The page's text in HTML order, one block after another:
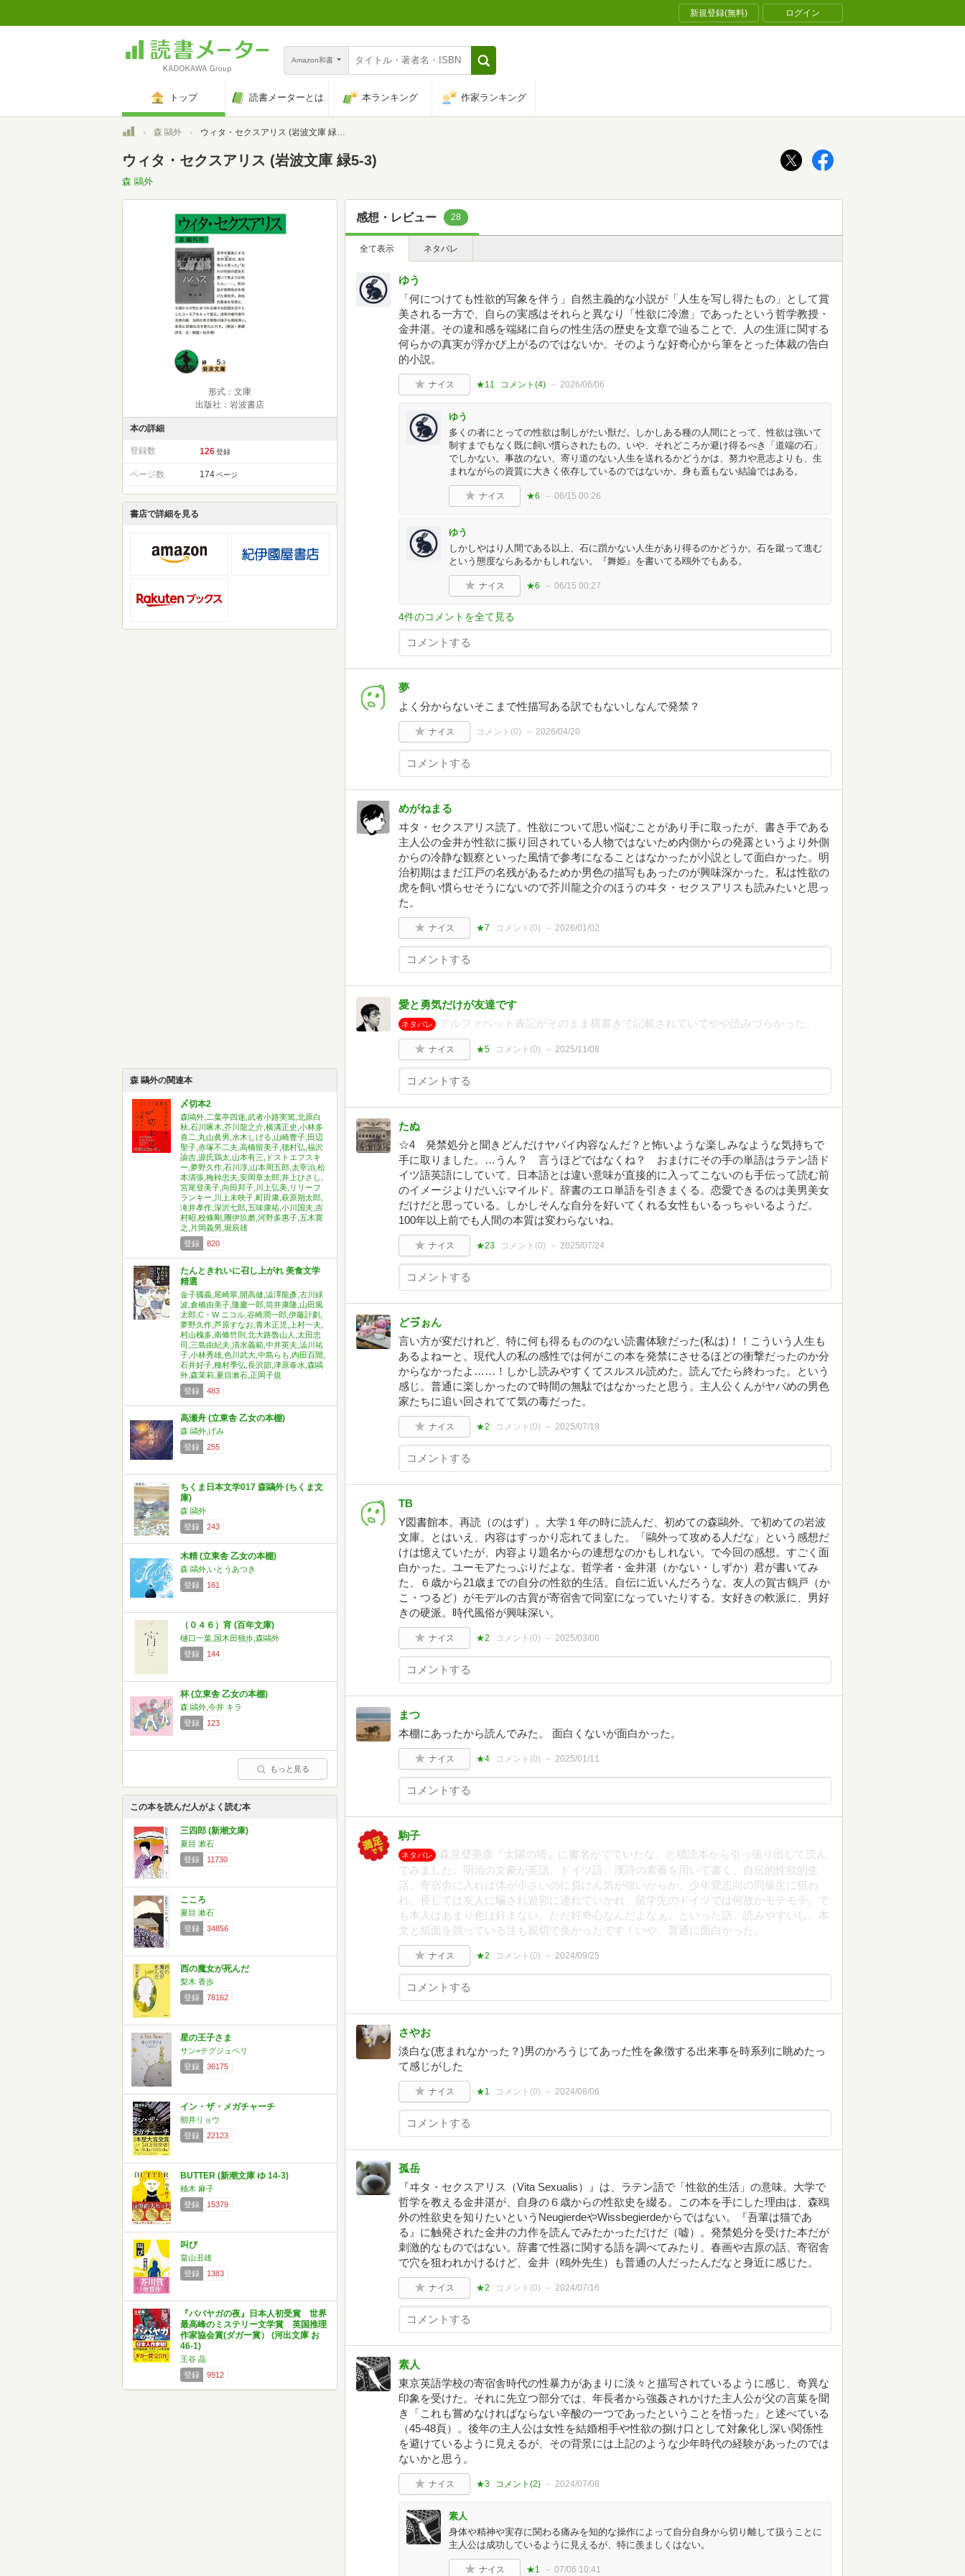
新規登録(無料) ログイン
Amazon和書
トップ 読書メーターとは 本ランキング 作家ランキング
トップ森 鷗外 ウィタ・セクスアリス (岩波文庫 緑5-3)
ウィタ・セクスアリス (岩波文庫 緑5-3)
森 鷗外
形式：文庫
出版社：岩波書店
本の詳細
登録数 126 登録
ページ数 174 ページ
書店で詳細を見る
森 鷗外の関連本
〆切本2
森鷗外,二葉亭四迷,武者小路実篤,北原白
秋,石川啄木,芥川龍之介,横溝正史,小林多
喜二,丸山眞男,水木しげる,山崎豊子,田辺
聖子,赤塚不二夫,高橋留美子,穂村弘,福沢
諭吉,源氏鶏太,山本有三,ドストエフスキ
ー,夢野久作,石川淳,山本周五郎,太宰治,松
本清張,梅棹忠夫,安岡章太郎,井上ひさし,
宮尾登美子,向田邦子,川上弘美,リリーフ
ランキー,川上未映子,町田康,萩原朔太郎,
滝井孝作,深沢七郎,五味康祐,小川国夫,吉
村昭,校條剛,團伊玖磨,河野多惠子,五木寛
之,片岡義男,堀辰雄
登録
820
たんときれいに召し上がれ 美食文学
精選
金子國義,尾崎翠,開高健,澁澤龍彥,古川緑
波,倉橋由美子,隆慶一郎,筒井康隆,山田風
太郎,C・W ニコル,谷崎潤一郎,伊藤計劃,
夢野久作,芦原すなお,青木正児,上村一夫,
村山槐多,南條竹則,北大路魯山人,太田忠
司,三島由紀夫,清水義範,中井英夫,澁川祐
子,小林秀雄,色川武大,中島らも,内田百閒,
石井好子,種村季弘,長沢節,津原泰水,森鷗
外,森茉莉,夏目漱石,正岡子規
登録
483
高瀬舟 (立東舎 乙女の本棚)
森 鷗外,げみ
登録
255
ちくま日本文学017 森鷗外 (ちくま文
庫)
森 鷗外
登録
243
木精 (立東舎 乙女の本棚)
森 鷗外,いとうあつき
登録
161
（０４６）宵 (百年文庫)
樋口一葉,国木田独歩,森鷗外
登録
144
杯 (立東舎 乙女の本棚)
森 鷗外,今井 キラ
登録
123
もっと見る
この本を読んだ人がよく読む本
三四郎 (新潮文庫)
夏目 漱石
登録
11730
こころ
夏目 漱石
登録
34856
西の魔女が死んだ
梨木 香歩
登録
78162
星の王子さま
サン=テグジュペリ
登録
36175
イン・ザ・メガチャーチ
朝井リョウ
登録
22123
BUTTER (新潮文庫 ゆ 14-3)
柚木 麻子
登録
15379
叫び
畠山丑雄
登録
1383
『ババヤガの夜』日本人初受賞 世界
最高峰のミステリー文学賞 英国推理
作家協会賞(ダガー賞） (河出文庫 お
46-1)
王谷 晶
登録
9912
感想・レビュー 28
全て表示 ネタバレ
ゆう
「何につけても性欲的写象を伴う」自然主義的な小説が「人生を写し得たもの」として賞
美される一方で、自らの実感はそれらと異なり「性欲に冷澹」であったという哲学教授・
金井湛。その違和感を端緒に自らの性生活の歴史を文章で辿ることで、人の生涯に関する
何らかの真実が浮かび上がるのではないか。そのような好奇心から筆をとった体裁の告白
的小説。
ナイス ★11 コメント(4) 2026/06/06
ゆう
多くの者にとっての性欲は制しがたい獣だ。しかしある種の人間にとって、性欲は強いて
制すまでもなく既に飼い慣らされたもの。いや、それどころか避け得るべき「道端の石」
でしかない。事故のない、寄り道のない人生を送れるかどうかは、努力や意志よりも、生
まれながらの資質に大きく依存しているのではないか。身も蓋もない結論ではある。
ナイス ★6 06/15 00:26
ゆう
しかしやはり人間である以上、石に躓かない人生があり得るのかどうか。石を蹴って進む
という態度ならあるかもしれない。『舞姫』を書いてる鴎外でもある。
ナイス ★6 06/15 00:27
4件のコメントを全て見る
夢
よく分からないそこまで性描写ある訳でもないしなんで発禁？
ナイス コメント(0) 2026/04/20
めがねまる
ヰタ・セクスアリス読了。性欲について思い悩むことがあり手に取ったが、書き手である
主人公の金井が性欲に振り回されている人物ではないため内側からの発露というより外側
からの冷静な観察といった風情で参考になることはなかったが小説として面白かった。明
治初期はまだ江戸の名残があるためか男色の描写もあったのが興味深かった。私は性欲の
虎を飼い慣らせそうにないので芥川龍之介のほうのヰタ・セクスアリスも読みたいと思っ
た。
ナイス ★7 コメント(0) 2026/01/02
愛と勇気だけが友達です
ネタバレ アルファベット表記がそのまま横書きで記載されていてやや読みづらかった。
ナイス ★5 コメント(0) 2025/11/08
たぬ
☆4 発禁処分と聞きどんだけヤバイ内容なんだ？と怖いような楽しみなような気持ちで
手に取りました。…うん？ 言うほどではなくね？ おまけにその手の単語はラテン語ド
イツ語英語にしていて、日本語とは違い意味が直接的に入ってこないのも手伝って読む前
のイメージよりだいぶマイルド。辞書のエロ単語を引きまくる。恋愛できるのは美男美女
だけだと思っている。しかしそんな自分を好いてくれる女性もいるっちゃいるようだ。
100年以上前でも人間の本質は変わらないね。
ナイス ★23 コメント(0) 2025/07/24
どゔぉん
言い方が変だけれど、特に何も得るもののない読書体験だった(私は)！！こういう人生も
あるよねーと。現代人の私の感性では何がこの本を発禁にさせるほどの衝撃だったのか分
からなかったよ……！しかし読みやすくてスルスル読めた。読んでたら終わった。という
感じ。普通に楽しかったので時間の無駄ではなかったと思う。主人公くんがヤバめの男色
家たちに追い回されてて気の毒だった。
ナイス ★2 コメント(0) 2025/07/18
TB
Y図書館本。再読（のはず）。大学１年の時に読んだ、初めての森鷗外。で初めての岩波
文庫。とはいえ、内容はすっかり忘れてました。「鷗外って攻める人だな」という感想だ
けは憶えていたが、内容より題名からの連想なのかもしれない。で今回の感想。すごく面
白かった。ユーモアたっぷりだよな。哲学者・金井湛（かない・しずか）君が書いてみ
た、６歳から21歳までの自分の性欲的生活。自伝に近いんだろうな。友人の賀古鶴戸（か
こ・つるど）がモデルの古賀が寄宿舎で同室になっていたりする。女好きの軟派に、男好
きの硬派。時代風俗が興味深い。
ナイス ★2 コメント(0) 2025/03/06
まつ
本棚にあったから読んでみた。 面白くないが面白かった。
ナイス ★4 コメント(0) 2025/01/11
駒子
ネタバレ
森見登美彦『太陽の塔』に書名がでていたな、と積読本から引っ張り出して読ん
でみました。明治の文豪が英語、ドイツ語、漢詩の素養を用いて書く、自伝的性欲的生
活。寄宿舎に入れば体が小さいのに負けん気が強いからか、少年愛志向の同級生に狙わ
れ、長じては友人に騙され遊郭に連れていかれ、留学先のドイツでは何故かモテモテ。で
も本人はあまり色は好まない。ただ好奇心なんだよなぁ。といった話。読みやすいし、本
文と紙面を競っている注も親切で良かったです！いや、普通に面白かった。
ナイス ★2 コメント(0) 2024/09/25
さやお
淡白な(恵まれなかった？)男のかろうじてあった性を象徴する出来事を時系列に眺めたっ
て感じがした
ナイス ★1 コメント(0) 2024/08/06
孤岳
『ヰタ・セクスアリス（Vita Sexualis）』は、ラテン語で「性欲的生活」の意味。大学で
哲学を教える金井湛が、自身の６歳からの性欲史を綴る。この本を手にした理由は、森鴎
外の性欲史を知りたいというNeugierdeやWissbegierdeからではない。『吾輩は猫であ
る』に触発された金井の力作を読んでみたかっただけだ（嘘）。発禁処分を受けた本だが
刺激的なものではない。辞書で性器に関する語を調べてみたり、春画や吉原の話、寄宿舎
で穴を狙われかけるけど、金井（鴎外先生）も普通の人だったんだなと身近に感じた。
ナイス ★2 コメント(0) 2024/07/16
素人
東京英語学校の寄宿舎時代の性暴力があまりに淡々と描写されているように感じ、奇異な
印象を受けた。それに先立つ部分では、年長者から強姦されかけた主人公が父の言葉を聞
き「これも嘗めなければならない辛酸の一つであったということを悟った」と述べている
（45‐48頁）。後年の主人公は女性を結婚相手や性欲の捌け口として対象化し深い関係性
を避けているように見えるが、その背景には上記のような少年時代の経験があったのでは
ないかと思う。
ナイス ★3 コメント(2) 2024/07/06
素人
身体や精神や実存に関わる痛みを知的な操作によって自分自身から切り離して扱うことに
主人公は成功しているように見えるが、特に羨ましくはない。
ナイス ★1 07/06 10:41